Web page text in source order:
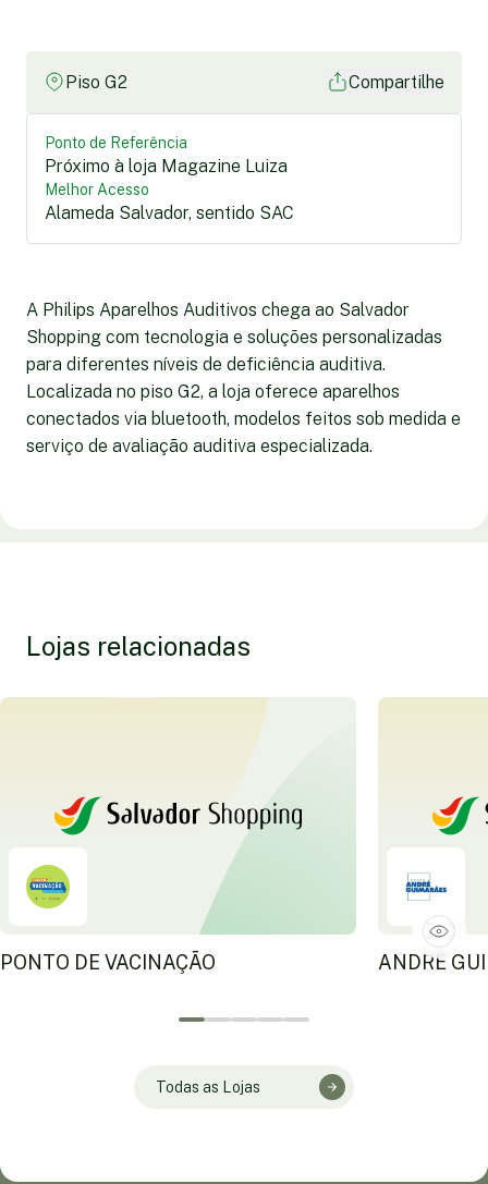
Piso G2 Compartilhe
Ponto de Referência
Próximo à loja Magazine Luiza
Melhor Acesso
Alameda Salvador, sentido SAC
A Philips Aparelhos Auditivos chega ao Salvador
Shopping com tecnologia e soluções personalizadas
para diferentes níveis de deficiência auditiva.
Localizada no piso G2, a loja oferece aparelhos
conectados via bluetooth, modelos feitos sob medida e
serviço de avaliação auditiva especializada.
Lojas relacionadas
PONTO DE VACINAÇÃO ANDRÉ
Todas as Lojas